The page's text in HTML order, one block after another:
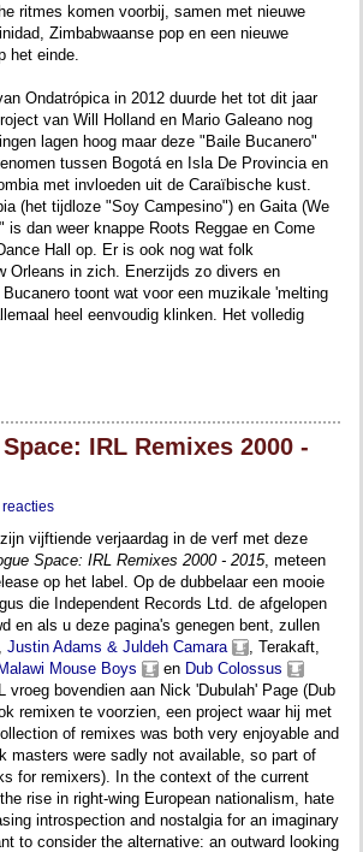
ritmes komen voorbij, samen met nieuwe
Zimbabwaanse pop en een nieuwe
het einde.
Ondatrópica in 2012 duurde het tot dit jaar
van Will Holland en Mario Galeano nog
lagen hoog maar deze "Baile Bucanero"
tussen Bogotá en Isla De Provincia en
met invloeden uit de Caraïbische kust.
(het tijdloze "Soy Campesino") en Gaita (We
is dan weer knappe Roots Reggae en Come
Hall op. Er is ook nog wat folk
Orleans in zich. Enerzijds zo divers en
toont wat voor een muzikale 'melting
heel eenvoudig klinken. Het volledig
IRL Remixes 2000 -
vijftiende verjaardag in de verf met deze
Space: IRL Remixes 2000 - 2015, meteen
op het label. Op de dubbelaar een mooie
die Independent Records Ltd. de afgelopen
en als u deze pagina's genegen bent, zullen
Justin Adams & Juldeh Camara
, Terakaft,
Malawi Mouse Boys en Dub Colossus
bovendien aan Nick 'Dubulah' Page (Dub
remixen te voorzien, een project waar hij met
of remixes was both very enjoyable and
masters were sadly not available, so part of
for remixers). In the context of the current
rise in right-wing European nationalism, hate
introspection and nostalgia for an imaginary
to consider the alternative: an outward looking